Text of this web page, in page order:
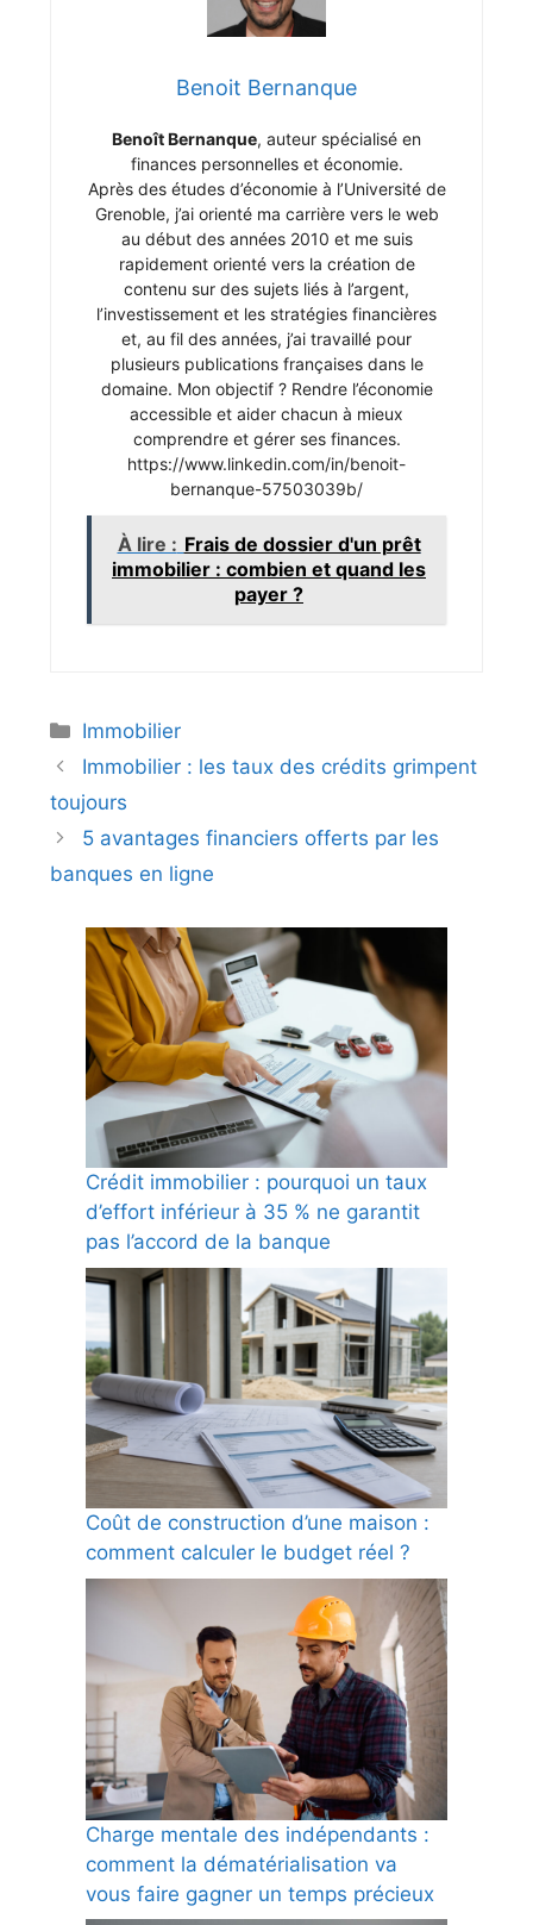
Benoit Bernanque
Benoît Bernanque, auteur spécialisé en
finances personnelles et économie.
Après des études d’économie à l’Université de
Grenoble, j’ai orienté ma carrière vers le web
au début des années 2010 et me suis
rapidement orienté vers la création de
contenu sur des sujets liés à l’argent,
l’investissement et les stratégies financières
et, au fil des années, j’ai travaillé pour
plusieurs publications françaises dans le
domaine. Mon objectif ? Rendre l’économie
accessible et aider chacun à mieux
comprendre et gérer ses finances.
https://www.linkedin.com/in/benoit-
bernanque-57503039b/
À lire : Frais de dossier d'un prêt
immobilier : combien et quand les
payer ?
Catégories
Immobilier
Immobilier : les taux des crédits grimpent
toujours
5 avantages financiers offerts par les
banques en ligne
Crédit immobilier : pourquoi un taux
d’effort inférieur à 35 % ne garantit
pas l’accord de la banque
Coût de construction d’une maison :
comment calculer le budget réel ?
Charge mentale des indépendants :
comment la dématérialisation va
vous faire gagner un temps précieux